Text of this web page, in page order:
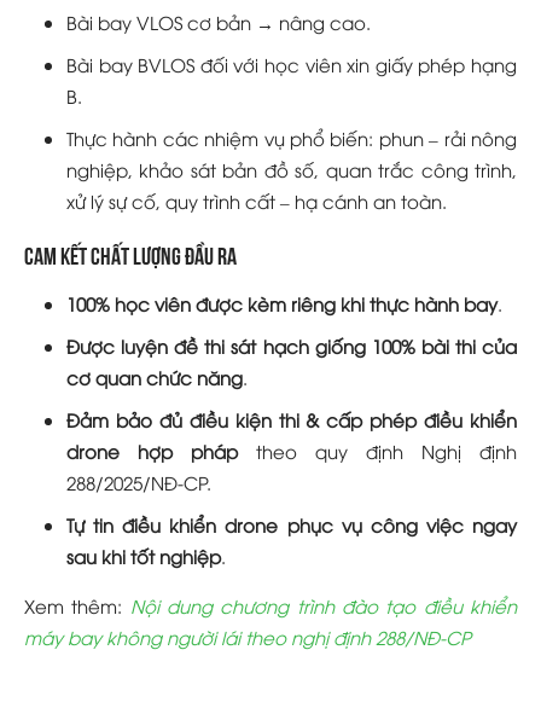
Bài bay VLOS cơ bản → nâng cao.
Bài bay BVLOS đối với học viên xin giấy phép hạng
B.
Thực hành các nhiệm vụ phổ biến: phun – rải nông
nghiệp, khảo sát bản đồ số, quan trắc công trình,
xử lý sự cố, quy trình cất – hạ cánh an toàn.
Cam kết chất lượng đầu ra
100% học viên được kèm riêng khi thực hành bay.
Được luyện đề thi sát hạch giống 100% bài thi của
cơ quan chức năng.
Đảm bảo đủ điều kiện thi & cấp phép điều khiển
drone hợp pháptheo quy định Nghị định
288/2025/NĐ-CP.
Tự tin điều khiển drone phục vụ công việc ngay
sau khi tốt nghiệp.
Xem thêm: Nội dung chương trình đào tạo điều khiển
máy bay không người lái theo nghị định 288/NĐ-CP